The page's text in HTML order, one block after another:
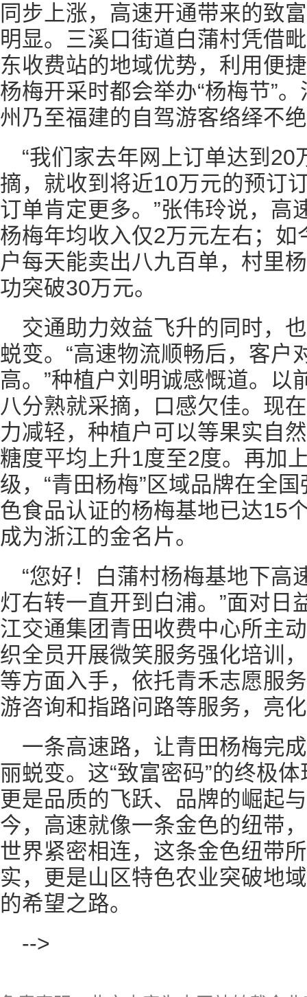
同步上涨，高速开通带来的致
明显。三溪口街道白蒲村凭借
东收费站的地域优势，利用便
杨梅开采时都会举办“杨梅节”
州乃至福建的自驾游客络绎不
“我们家去年网上订单达到
摘，就收到将近10万元的预订
订单肯定更多。”张伟玲说，高
杨梅年均收入仅2万元左右；
户每天能卖出八九百单，村里
功突破30万元。
交通助力效益飞升的同时，
蜕变。“高速物流顺畅后，客户
高。”种植户刘明诚感慨道。以
八分熟就采摘，口感欠佳。现
力减轻，种植户可以等果实自
糖度平均上升1度至2度。再加
级，“青田杨梅”区域品牌在全
色食品认证的杨梅基地已达15
成为浙江的金名片。
“您好！白蒲村杨梅基地下高
灯右转一直开到白浦。”面对日
江交通集团青田收费中心所主
织全员开展微笑服务强化培训
等方面入手，依托青禾志愿服
游咨询和指路问路等服务，亮
一条高速路，让青田杨梅完
丽蜕变。这“致富密码”的终极
更是品质的飞跃、品牌的崛起
今，高速就像一条金色的纽带
世界紧密相连，这条金色纽带
实，更是山区特色农业突破地
的希望之路。
-->